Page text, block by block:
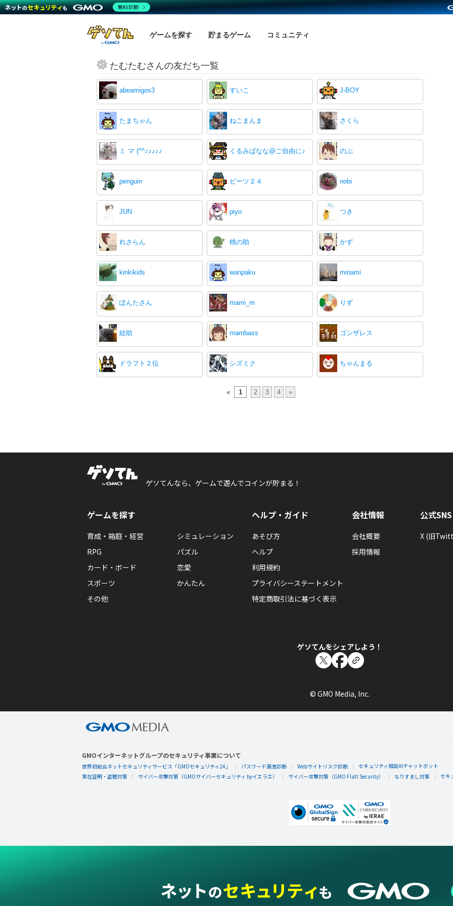
ゲームを探す 貯まるゲーム コミュニティ
たむたむさんの友だち一覧
abeamigos3 すいこ J-BOY
たまちゃん ねこまんま さくら
ミ マ (^^♪♪♪♪♪ くるみばなな@ご自由に♪ のぶ
penguin ビーツ２４ nobi
JUN piyo つき
れさらん 桃の助 かず
kinkikids wanpaku minami
ぽんたさん mami_m りず
紋助 mambass ゴンザレス
ドラフト２位 シズミク ちゃんまる
« 1 2 3 4 »
ゲソてんなら、ゲームで遊んでコインが貯まる！
ゲームを探す
育成・箱庭・経営
シミュレーション
RPG
パズル
カード・ボード
恋愛
スポーツ
かんたん
その他
ヘルプ・ガイド
あそび方
ヘルプ
利用規約
プライバシーステートメント
特定商取引法に基づく表示
会社情報
会社概要
採用情報
公式SNS
X (旧
ゲソてんをシェアしよう！
© GMO Media, Inc.
GMOインターネットグループのセキュリティ事業について
世界初総合ネットセキュリティサービス「GMOセキュリティ24」 パスワード漏洩診断 Webサイトリスク診断
セキュリティ相談AIチャットボット
実在証明・盗聴対策
サイバー攻撃対策（GMOサイバーセキュリティ byイエラエ） サイバー攻撃対策（GMO Flatt Security） なりすまし対策 セキ
無料診断